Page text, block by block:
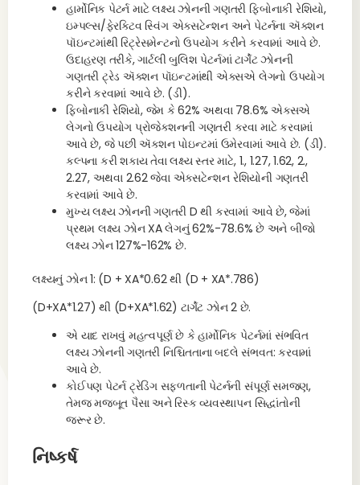
હાર્મોનિક પેટર્ન માટે લક્ષ્ય ઝોનની ગણતરી ફિબોનાકી રેશિયો,
ઇમ્પલ્સ/ફેરક્ટિવ સ્વિંગ એક્સટેન્શન અને પેટર્નના ઍક્શન
પૉઇન્ટમાંથી રિટ્રેસમેન્ટનો ઉપયોગ કરીને કરવામાં આવે છે.
ઉદાહરણ તરીકે, ગાર્ટલી બુલિશ પેટર્નમાં ટાર્ગેટ ઝોનની
ગણતરી ટ્રેડ ઍક્શન પૉઇન્ટમાંથી એક્સએ લેગનો ઉપયોગ
કરીને કરવામાં આવે છે. (ડી).
ફિબોનાકી રેશિયો, જેમ કે 62% અથવા 78.6% એક્સએ
લેગનો ઉપયોગ પ્રોજેક્શનની ગણતરી કરવા માટે કરવામાં
આવે છે, જે પછી ઍક્શન પોઇન્ટમાં ઉમેરવામાં આવે છે. (ડી).
કલ્પના કરી શકાય તેવા લક્ષ્ય સ્તર માટે, 1., 1.27, 1.62, 2.,
2.27, અથવા 2.62 જેવા એક્સટેન્શન રેશિયોની ગણતરી
કરવામાં આવે છે.
મુખ્ય લક્ષ્ય ઝોનની ગણતરી D થી કરવામાં આવે છે, જેમાં
પ્રથમ લક્ષ્ય ઝોન XA લેગનું 62%-78.6% છે અને બીજો
લક્ષ્ય ઝોન 127%-162% છે.
લક્ષ્યનું ઝોન 1: (D + XA*0.62 થી (D + XA*.786)
(D+XA*1.27) થી (D+XA*1.62) ટાર્ગેટ ઝોન 2 છે.
એ યાદ રાખવું મહત્વપૂર્ણ છે કે હાર્મોનિક પેટર્નમાં સંભવિત
લક્ષ્ય ઝોનની ગણતરી નિશ્ચિતતાના બદલે સંભવત: કરવામાં
આવે છે.
કોઈપણ પેટર્ન ટ્રેડિંગ સફળતાની પેટર્નની સંપૂર્ણ સમજણ,
તેમજ મજબૂત પૈસા અને રિસ્ક વ્યવસ્થાપન સિદ્ધાંતોની
જરૂર છે.
નિષ્કર્ષ